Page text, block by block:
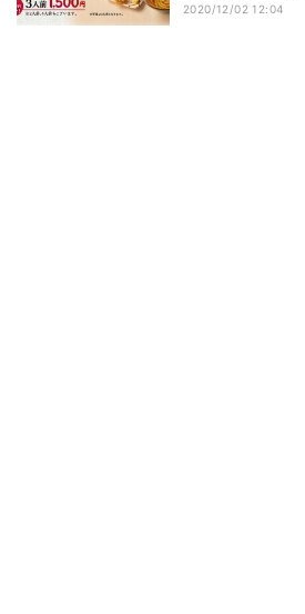
2020/12/02 12:04